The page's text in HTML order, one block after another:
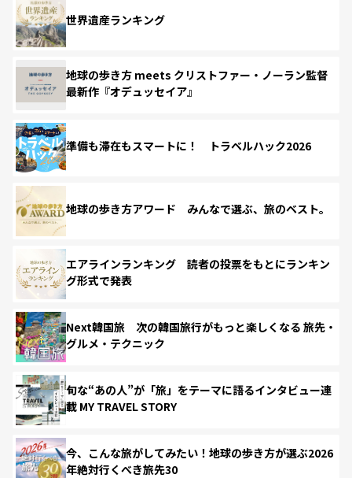
世界遺産ランキング
地球の歩き方 meets クリストファー・ノーラン監督
最新作『オデュッセイア』
準備も滞在もスマートに！ トラベルハック2026
地球の歩き方アワード みんなで選ぶ、旅のベスト。
エアラインランキング 読者の投票をもとにランキン
グ形式で発表
Next韓国旅 次の韓国旅行がもっと楽しくなる 旅先・
グルメ・テクニック
旬な“あの人”が「旅」をテーマに語るインタビュー連
載 MY TRAVEL STORY
今、こんな旅がしてみたい！地球の歩き方が選ぶ2026
年絶対行くべき旅先30